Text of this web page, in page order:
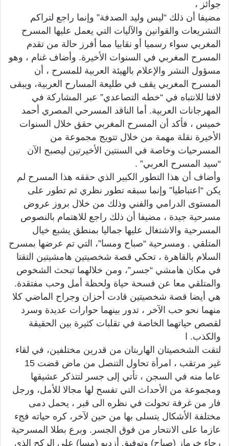
جوائز ،
مضيفا أن ذلك “ليس وليد الصدفة” وإنما راجع لتراكم
التشريعات والقوانين والآليات التي يعمل عليها المسرح
المغربي سواء رسميا أو نقابيا مما أفرز حالة من تقدم
المسرح المغربي في السنوات الأخيرة. وأضاف غنام ، وهو
مسؤول النشر والإعلام بالهيئة العربية للمسرح ، أن
المسرح المغربي يقف في طليعة المسارح العربية، ويبقى
لافتا للانتباه في “خطه التصاعدي” عبر المشاركة في
المهرجانات العربية. أما الناقد المسرحي المصري أحمد
خميس ، فأكد أن المسرح المغربي حقق خلال السنوات
الأخيرة نقلة مهمة من خلال تتويج مجموعة من
المسرحيات وخاصة في السنتين الأخيرتين ليصبح الآن
“سيد المسرح العربي” .
وأضاف أن هذا التطور الكبير الذي حققه هذا المسرح لم
يكن “اعتباطيا” وإنما سبقه تطور نظري ثم تطور على
المستوى الدرامي والفني وذلك من خلال بروز عروض
مسرحية جيدة ، مضيفا أن ذلك راجع للاهتمام بالنصوص
المسرحية والاشتغال عليها جماليا بمنطق يشبع خيال
المتلقي . ومسرحية “صباح ومسا”، التي تم عرضها بمسرح
السلام بالقاهرة ، تحكي قصة شخصيتين هامشيتين التقتا
في مكان هامشي “جسر”، ومن خلالهما تبحث الشخوص
والمتلقي معا عن فسحة حياة ولحظة أمل وحب مفتقدة.
هي أيضا قصة شخصيتين قادت أحزان وجراح الماضي كلا
منهما نحو حب الآخر ، تدور بينهما حوارات عديدة وسرد
لقصص حياتهما الخاصة في تقلبات كثيرة بين الحقيقة
والكذب. ا
لتقت الشخصيتان الهاربتان من قدرين مختلفين، في لقاء
غير مرتقب ، امرأة تحاول التنصل من ماض قضت 15
عاما منه في السجن ، تأتي إلى جسر لتتذكر عشيقها
ومجموعة من الأحداث التي تفسح لها مجالا للأمل، ورجل
فار من غرفة تحولت في نظره الى قبر ، يحمل دمى
مختلفة الأشكال يتسلى بها من حين لآخر، كره حياته فجء
عازما على الانتحار من فوق الجسر. وبرع بطلا المسرحية
رجاء خرماز (صباح) وتوفيق أزديو (مسا) على الركح الذي